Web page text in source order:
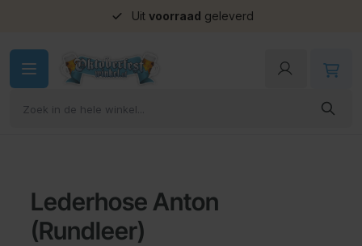
Uit voorraad geleverd
Lederhose Anton
(Rundleer)